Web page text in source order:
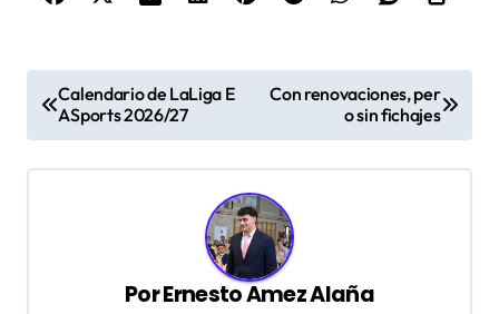
v
Calendario de LaLiga E
ASports 2026/27
Con renovaciones, per
o sin fichajes
PorErnesto Amez Alaña